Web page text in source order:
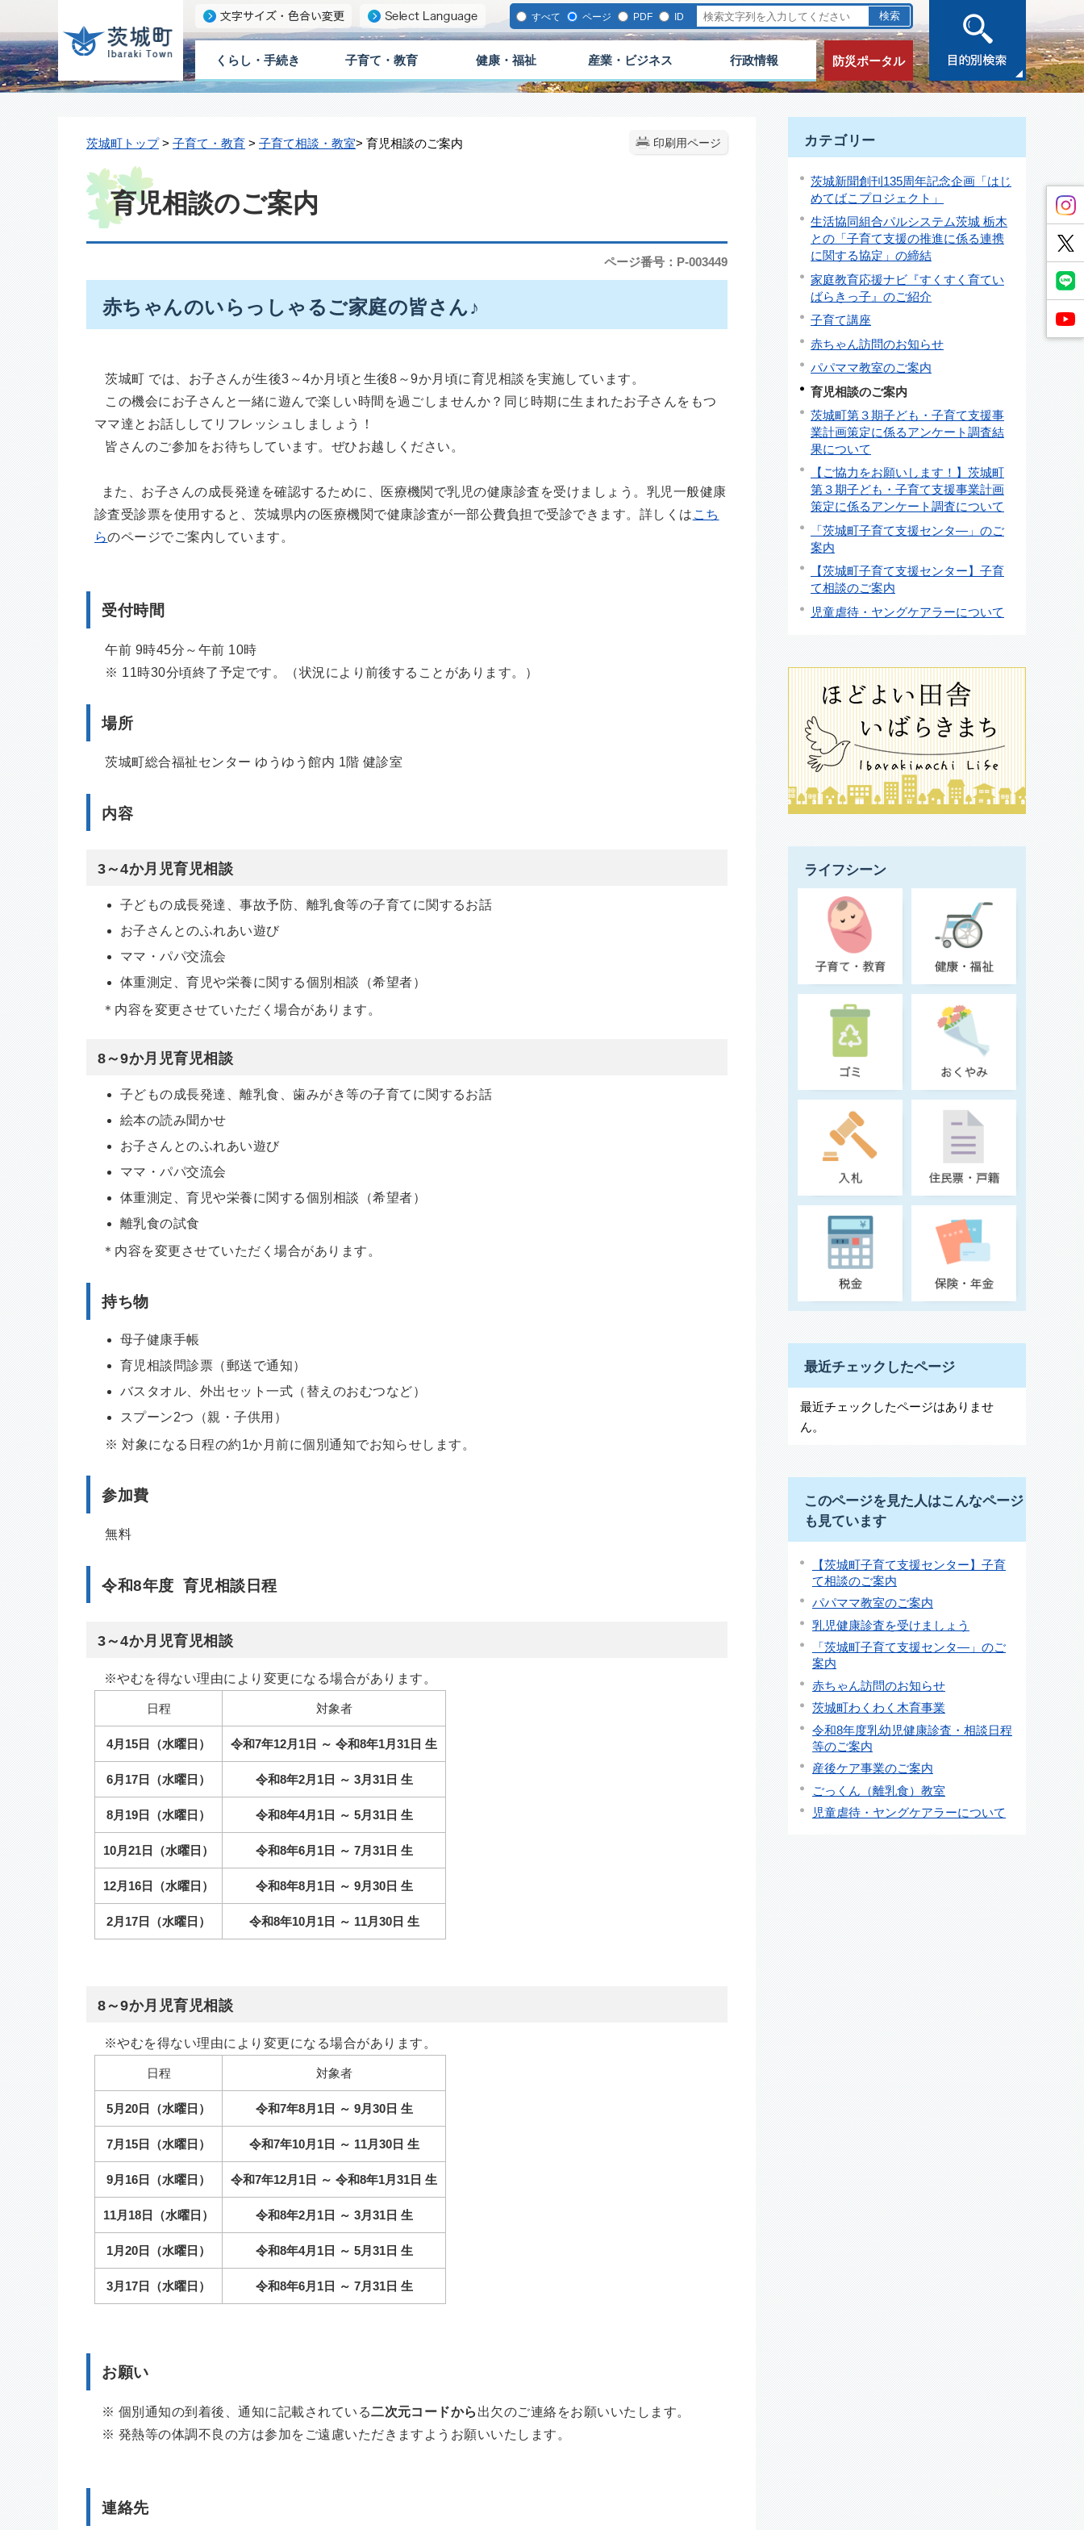
すべて ページ PDF ID
くらし・手続き 子育て・教育 健康・福祉 産業・ビジネス 行政情報 防災ポータル
印刷用ページ
茨城町トップ> 子育て・教育 > 子育て相談・教室> 育児相談のご案内
育児相談のご案内
ページ番号：P-003449
赤ちゃんのいらっしゃるご家庭の皆さん♪
茨城町 では、お子さんが生後3～4か月頃と生後8～9か月頃に育児相談を実施しています。
この機会にお子さんと一緒に遊んで楽しい時間を過ごしませんか？同じ時期に生まれたお子さんをもつ
ママ達とお話ししてリフレッシュしましょう！
皆さんのご参加をお待ちしています。ぜひお越しください。
また、 お子さんの成長発達を確認するために、医療機関で乳児の健康診査を受けましょう。乳児一般健康
診査受診票を使用すると、茨城県内の医療機関で健康診査が一部公費負担で受診できます。詳しくは こち
らのページでご案内しています。
受付時間
午前 9時45分～午前 10時
※ 11時30分頃終了予定です。（状況により前後することがあります。）
場所
茨城町総合福祉センター ゆうゆう館内 1階 健診室
内容
3～4か月児育児相談
子どもの成長発達、事故予防、離乳食等の子育てに関するお話
お子さんとのふれあい遊び
ママ・パパ交流会
体重測定、育児や栄養に関する個別相談（希望者）
＊内容を変更させていただく場合があります。
8～9か月児育児相談
子どもの成長発達、離乳食、歯みがき等の子育てに関するお話
絵本の読み聞かせ
お子さんとのふれあい遊び
ママ・パパ交流会
体重測定、育児や栄養に関する個別相談（希望者）
離乳食の試食
＊内容を変更させていただく場合があります。
持ち物
母子健康手帳
育児相談問診票（郵送で通知）
バスタオル、外出セット一式（替えのおむつなど）
スプーン2つ（親・子供用）
※ 対象になる日程の約1か月前に個別通知でお知らせします。
参加費
無料
令和8年度 育児相談日程
3～4か月児育児相談
※やむを得ない理由により変更になる場合があります。
日程 対象者
4月15日（水曜日） 令和7年12月1日 ～ 令和8年1月31日 生
6月17日（水曜日） 令和8年2月1日 ～ 3月31日 生
8月19日（水曜日） 令和8年4月1日 ～ 5月31日 生
10月21日（水曜日） 令和8年6月1日 ～ 7月31日 生
12月16日（水曜日） 令和8年8月1日 ～ 9月30日 生
2月17日（水曜日） 令和8年10月1日 ～ 11月30日 生
8～9か月児育児相談
※やむを得ない理由により変更になる場合があります。
日程 対象者
5月20日（水曜日） 令和7年8月1日 ～ 9月30日 生
7月15日（水曜日） 令和7年10月1日 ～ 11月30日 生
9月16日（水曜日） 令和7年12月1日 ～ 令和8年1月31日 生
11月18日（水曜日） 令和8年2月1日 ～ 3月31日 生
1月20日（水曜日） 令和8年4月1日 ～ 5月31日 生
3月17日（水曜日） 令和8年6月1日 ～ 7月31日 生
お願い
※ 個別通知の到着後、通知に記載されている二次元コードから 出欠のご連絡をお願いいたします。
※ 発熱等の体調不良の方は参加をご遠慮いただきますようお願いいたします。
連絡先
カテゴリー
茨城新聞創刊135周年記念企画「はじ
めてばこプロジェクト」
生活協同組合パルシステム茨城 栃木
との「子育て支援の推進に係る連携
に関する協定」の締結
家庭教育応援ナビ『すくすく育てい
ばらきっ子』のご紹介
子育て講座
赤ちゃん訪問のお知らせ
パパママ教室のご案内
育児相談のご案内
茨城町第３期子ども・子育て支援事
業計画策定に係るアンケート調査結
果について
【ご協力をお願いします！】茨城町
第３期子ども・子育て支援事業計画
策定に係るアンケート調査について
「茨城町子育て支援センタ―」のご
案内
【茨城町子育て支援センター】子育
て相談のご案内
児童虐待・ヤングケアラーについて
ライフシーン
最近チェックしたページ
最近チェックしたページはありませ
ん。
このページを見た人はこんなページ
も見ています
【茨城町子育て支援センター】子育
て相談のご案内
パパママ教室のご案内
乳児健康診査を受けましょう
「茨城町子育て支援センタ―」のご
案内
赤ちゃん訪問のお知らせ
茨城町わくわく木育事業
令和8年度乳幼児健康診査・相談日程
等のご案内
産後ケア事業のご案内
ごっくん（離乳食）教室
児童虐待・ヤングケアラーについて